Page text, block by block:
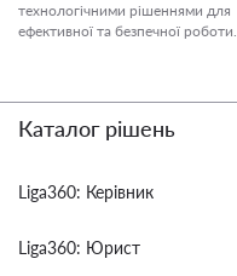
технологічними рішеннями для
ефективної та безпечної роботи.
Каталог рішень
Liga360: Керівник
Liga360: Юрист